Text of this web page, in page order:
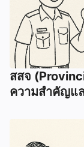
สสจ
ความสำคัญแ